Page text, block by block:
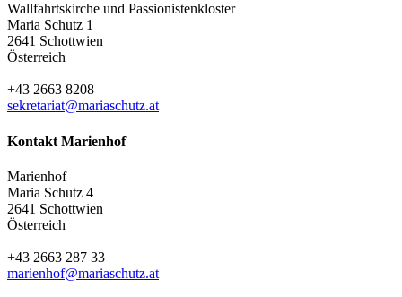
Wallfahrtskirche und Passionistenkloster
Maria Schutz 1
2641 Schottwien
Österreich
+43 2663 8208
sekretariat@mariaschutz.at
Kontakt Marienhof
Marienhof
Maria Schutz 4
2641 Schottwien
Österreich
+43 2663 287 33
marienhof@mariaschutz.at